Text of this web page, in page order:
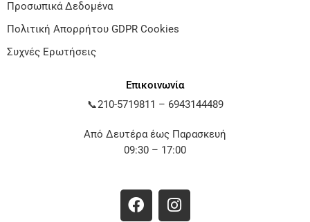
Προσωπικά Δεδομένα
Πολιτική Απορρήτου GDPR Cookies
Συχνές Ερωτήσεις
Επικοινωνία
📞210-5719811 – 6943144489
Από Δευτέρα έως Παρασκευή
09:30 – 17:00